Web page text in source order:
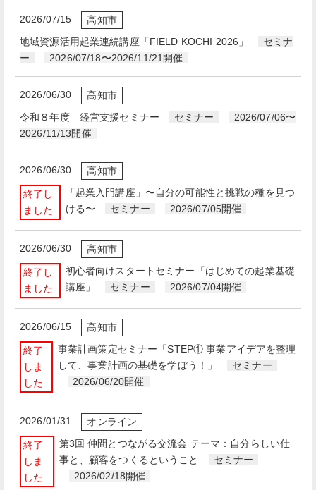
2026/07/15
高知市
地域資源活用起業連続講座「FIELD KOCHI 2026」
セミナ
ー
2026/07/18〜2026/11/21開催
2026/06/30
高知市
令和８年度 経営支援セミナー
セミナー
2026/07/06〜
2026/11/13開催
2026/06/30 高知市
終了し
ました
「起業入門講座」〜自分の可能性と挑戦の種を見つ
ける〜
セミナー 2026/07/05開催
2026/06/30 高知市
終了し
ました
初心者向けスタートセミナー「はじめての起業基礎
講座」
セミナー 2026/07/04開催
2026/06/15 高知市
終了
しま
した
事業計画策定セミナー「STEP① 事業アイデアを整理
して、事業計画の基礎を学ぼう！」
セミナー
2026/06/20開催
2026/01/31 オンライン
終了
しま
した
第3回 仲間とつながる交流会 テーマ：自分らしい仕
事と、顧客をつくるということ
セミナー
2026/02/18開催